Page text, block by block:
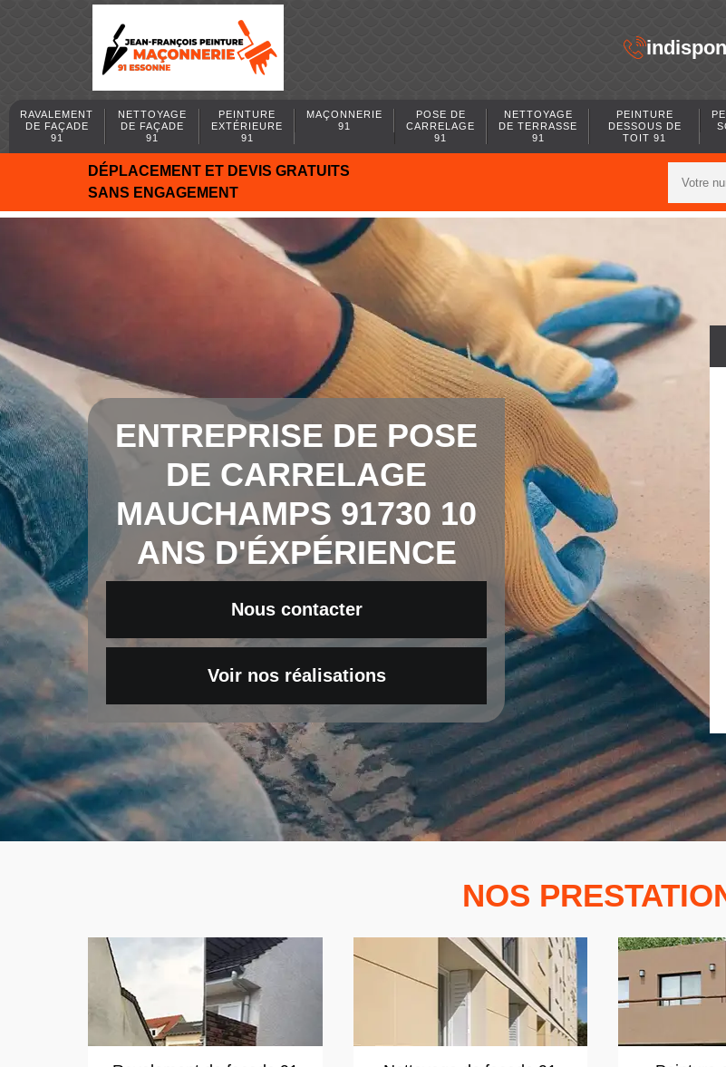
RAVALEMENT
DE FAÇADE
91
NETTOYAGE
DE FAÇADE
91
PEINTURE
EXTÉRIEURE
91
MAÇONNERIE
91
POSE DE
CARRELAGE
91
NETTOYAGE
DE TERRASSE
91
PEINTURE
DESSOUS DE
TOIT 91
DÉPLACEMENT ET DEVIS GRATUITS
SANS ENGAGEMENT
ENTREPRISE DE POSE
DE CARRELAGE
MAUCHAMPS 91730 10
ANS D'ÉXPÉRIENCE
Nous contacter
Voir nos réalisations
NOS